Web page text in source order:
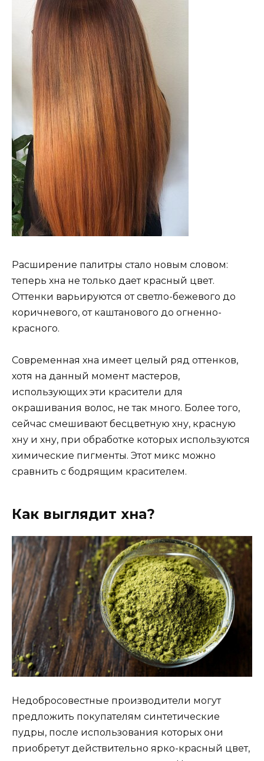
Расширение палитры стало новым словом:
теперь хна не только дает красный цвет.
Оттенки варьируются от светло-бежевого до
коричневого, от каштанового до огненно-
красного.
Современная хна имеет целый ряд оттенков,
хотя на данный момент мастеров,
использующих эти красители для
окрашивания волос, не так много. Более того,
сейчас смешивают бесцветную хну, красную
хну и хну, при обработке которых используются
химические пигменты. Этот микс можно
сравнить с бодрящим красителем.
Как выглядит хна?
Недобросовестные производители могут
предложить покупателям синтетические
пудры, после использования которых они
приобретут действительно ярко-красный цвет,